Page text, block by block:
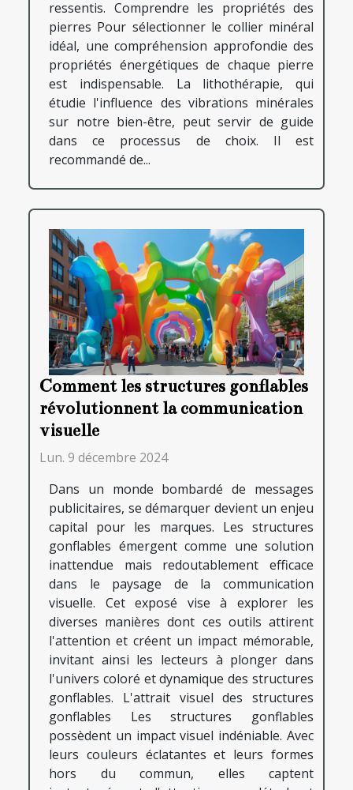
ressentis. Comprendre les propriétés des
pierres Pour sélectionner le collier minéral
idéal, une compréhension approfondie des
propriétés énergétiques de chaque pierre
est indispensable. La lithothérapie, qui
étudie l'influence des vibrations minérales
sur notre bien-être, peut servir de guide
dans ce processus de choix. Il est
recommandé de...
Comment les structures gonflables
révolutionnent la communication
visuelle
Lun. 9 décembre 2024
Dans un monde bombardé de messages
publicitaires, se démarquer devient un enjeu
capital pour les marques. Les structures
gonflables émergent comme une solution
inattendue mais redoutablement efficace
dans le paysage de la communication
visuelle. Cet exposé vise à explorer les
diverses manières dont ces outils attirent
l'attention et créent un impact mémorable,
invitant ainsi les lecteurs à plonger dans
l'univers coloré et dynamique des structures
gonflables. L'attrait visuel des structures
gonflables Les structures gonflables
possèdent un impact visuel indéniable. Avec
leurs couleurs éclatantes et leurs formes
hors du commun, elles captent